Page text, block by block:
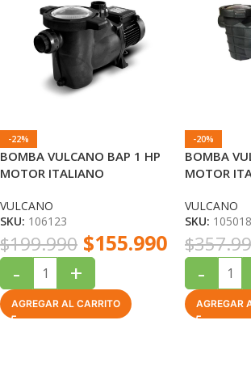
-22%
BOMBA VULCANO BAP 1 HP
MOTOR ITALIANO
VULCANO
SKU: 106123
$199.990 $155.990
- +
AGREGAR AL CARRITO
-20%
BOMBA
MOTOR
VULCANO
SKU: 105018
$
-
AGREGAR